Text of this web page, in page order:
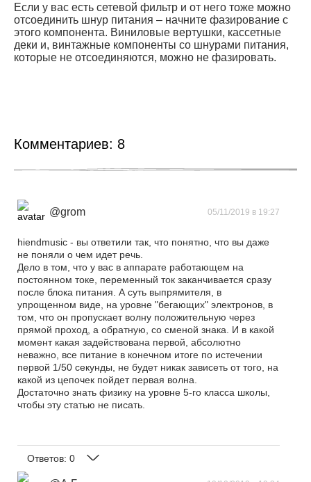
Если у вас есть сетевой фильтр и от него тоже можно
отсоединить шнур питания – начните фазирование с
этого компонента. Виниловые вертушки, кассетные
деки и, винтажные компоненты со шнурами питания,
которые не отсоединяются, можно не фазировать.
Комментариев: 8
@grom 05/11/2019 в 19:27
hiendmusic - вы ответили так, что понятно, что вы даже
не поняли о чем идет речь.
Дело в том, что у вас в аппарате работающем на
постоянном токе, переменный ток заканчивается сразу
после блока питания. А суть выпрямителя, в
упрощенном виде, на уровне "бегающих" электронов, в
том, что он пропускает волну положительную через
прямой проход, а обратную, со сменой знака. И в какой
момент какая задействована первой, абсолютно
неважно, все питание в конечном итоге по истечении
первой 1/50 секунды, не будет никак зависеть от того, на
какой из цепочек пойдет первая волна.
Достаточно знать физику на уровне 5-го класса школы,
чтобы эту статью не писать.
Ответов: 0